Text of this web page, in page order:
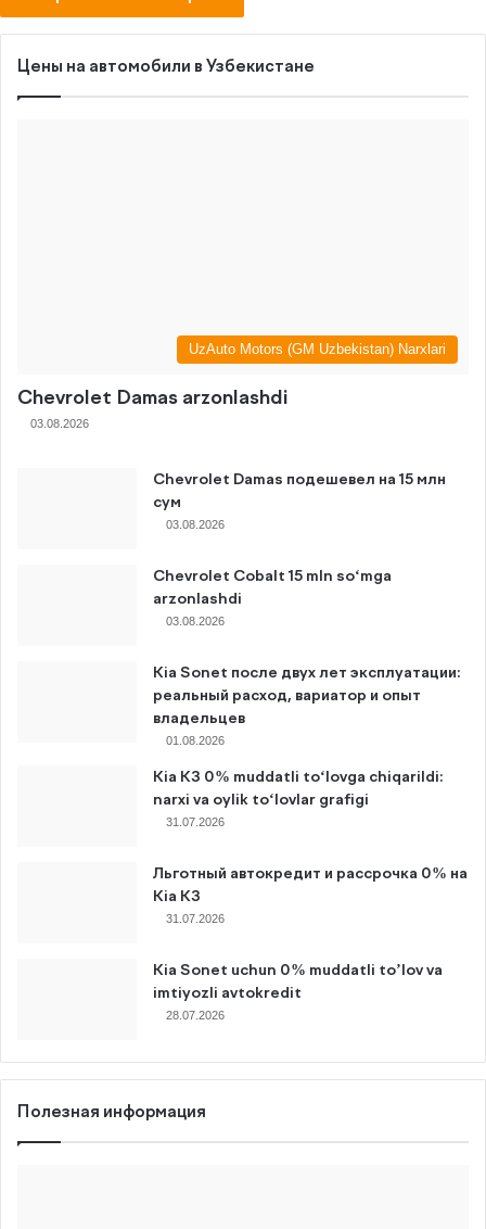
Цены на автомобили в Узбекистане
UzAuto Motors (GM Uzbekistan) Narxlari
Chevrolet Damas arzonlashdi
03.08.2026
Chevrolet Damas подешевел на 15 млн
сум
03.08.2026
Chevrolet Cobalt 15 mln so‘mga
arzonlashdi
03.08.2026
Kia Sonet после двух лет эксплуатации:
реальный расход, вариатор и опыт
владельцев
01.08.2026
Kia K3 0% muddatli to‘lovga chiqarildi:
narxi va oylik to‘lovlar grafigi
31.07.2026
Льготный автокредит и рассрочка 0% на
Kia K3
31.07.2026
Kia Sonet uchun 0% muddatli to’lov va
imtiyozli avtokredit
28.07.2026
Полезная информация